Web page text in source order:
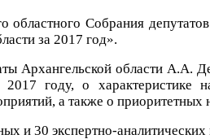
областного Собрания
за 2017 год».
Архангельской области А.А.
2017 году, о
а также о приоритетных
и 30 экспертно-